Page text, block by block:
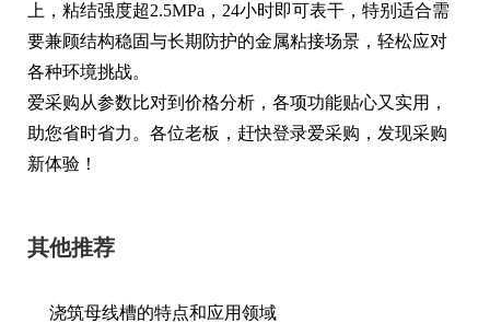
上，粘结强度超2.5MPa，24小时即可表干，特别适合需
要兼顾结构稳固与长期防护的金属粘接场景，轻松应对
各种环境挑战。
爱采购从参数比对到价格分析，各项功能贴心又实用，
助您省时省力。各位老板，赶快登录爱采购，发现采购
新体验！
其他推荐
浇筑母线槽的特点和应用领域